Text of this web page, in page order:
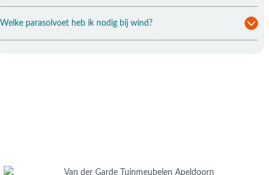
Welke parasolvoet heb ik nodig bij wind?